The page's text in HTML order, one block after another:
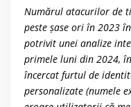
Numărul atacurilor de
peste şase ori în 2023
potrivit unei analize
primele luni din 2024,
încercat furtul de
personalizate (numele